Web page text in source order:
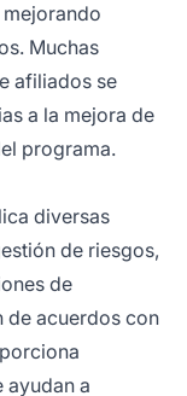
Muchas
afiliados se
a la mejora de
programa.
diversas
de riesgos,
de
de acuerdos con
ayudan a